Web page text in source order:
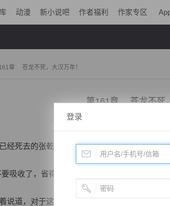
动漫 新小说吧 作者福利 作家专区
章 苍龙不死，大汉万年！
第161章 苍龙不死
小说：绝代战神归来 更新时间
死去的张乾冷笑一声
收了，省得到时候败坏青龙堂的名誉，我就
道，对于这种大勇之士，自己还是心存敬意。
登录